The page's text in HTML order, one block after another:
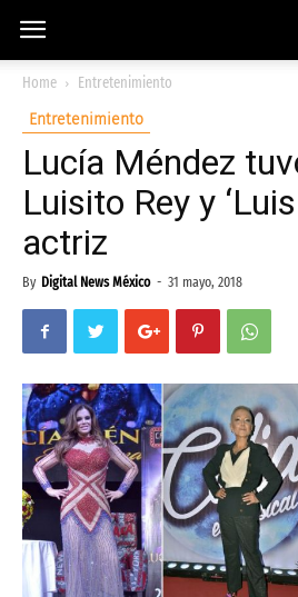
Home
Entretenimiento
Entretenimiento
Lucía Méndez
Luisito Rey y
actriz
By Digital News México - 31 mayo, 2018